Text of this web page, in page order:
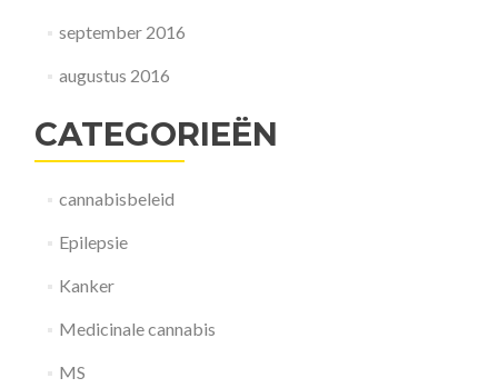
september 2016
augustus 2016
CATEGORIEËN
cannabisbeleid
Epilepsie
Kanker
Medicinale cannabis
MS